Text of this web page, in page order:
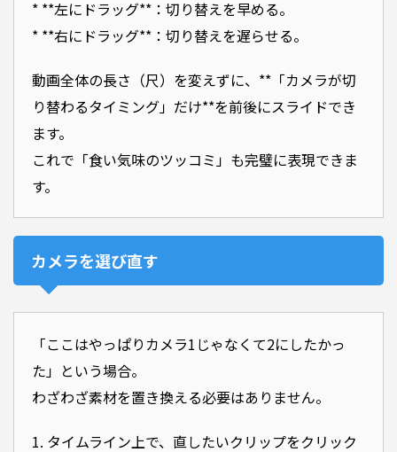
* **左にドラッグ**：切り替えを早める。
* **右にドラッグ**：切り替えを遅らせる。
動画全体の長さ（尺）を変えずに、**「カメラが切
り替わるタイミング」だけ**を前後にスライドでき
ます。
これで「食い気味のツッコミ」も完璧に表現できま
す。
カメラを選び直す
「ここはやっぱりカメラ1じゃなくて2にしたかっ
た」という場合。
わざわざ素材を置き換える必要はありません。
1. タイムライン上で、直したいクリップをクリック